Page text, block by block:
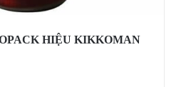
HIỆU KIKKOMAN